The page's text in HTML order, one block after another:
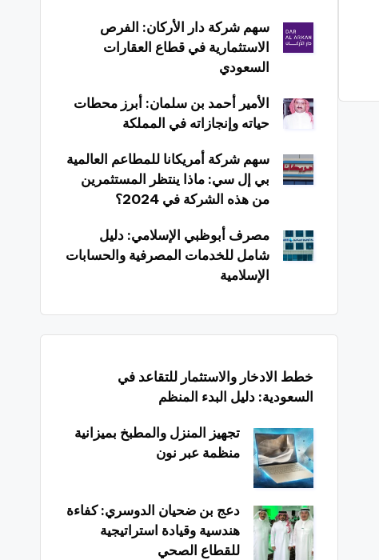
سهم شركة دار الأركان: الفرص
الاستثمارية في قطاع العقارات
السعودي
الأمير أحمد بن سلمان: أبرز محطات
حياته وإنجازاته في المملكة
سهم شركة أمريكانا للمطاعم العالمية
بي إل سي: ماذا ينتظر المستثمرين
من هذه الشركة في 2024؟
مصرف أبوظبي الإسلامي: دليل
شامل للخدمات المصرفية والحسابات
الإسلامية
خطط الادخار والاستثمار للتقاعد في
السعودية: دليل البدء المنظم
تجهيز المنزل والمطبخ بميزانية
منظمة عبر نون
دعج بن ضحيان الدوسري: كفاءة
هندسية وقيادة استراتيجية
للقطاع الصحي